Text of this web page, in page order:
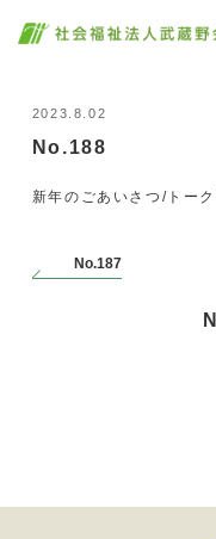
2023.8.02
No.188
新年のごあいさつ/トーク
No.187